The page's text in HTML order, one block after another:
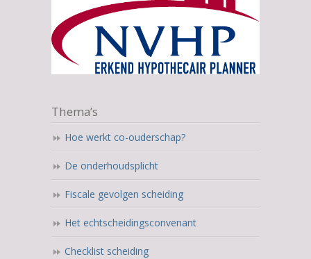
Thema’s
Hoe werkt co-ouderschap?
De onderhoudsplicht
Fiscale gevolgen scheiding
Het echtscheidingsconvenant
Checklist scheiding